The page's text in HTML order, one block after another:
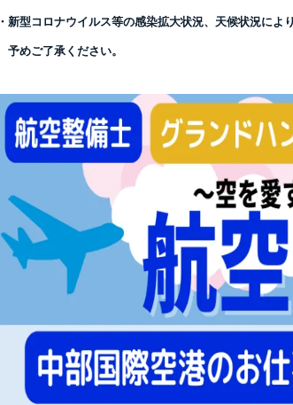
・新型コロナウイルス等の感染拡大状況、天候状況によ
予めご了承ください。